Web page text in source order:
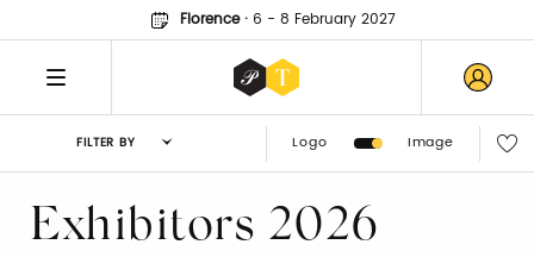
Florence· 6 - 8 February 2027
FILTER BY Logo Image
Exhibitors 2026